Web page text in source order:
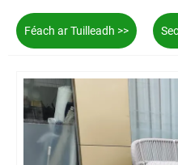
Féach ar Tuilleadh >>